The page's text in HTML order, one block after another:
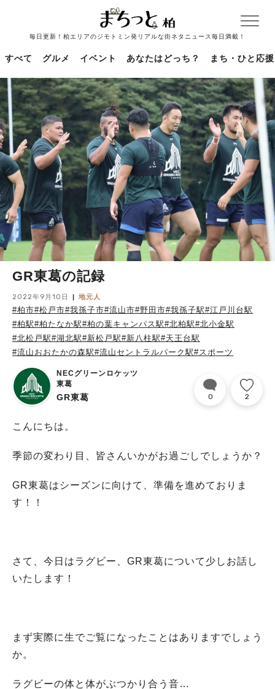
毎日更新！柏エリアのジモトミン発リアルな街ネタニュース毎日満載！
すべて グルメ イベント あなたはどっち？ まち・ひと応援
GR東葛の記録
2022年9月10日 地元人
#柏市#松戸市#我孫子市#流山市#野田市#我孫子駅#江戸川台駅
#柏駅#柏たなか駅#柏の葉キャンパス駅#北柏駅#北小金駅
#北松戸駅#湖北駅#新松戸駅#新八柱駅#天王台駅
#流山おおたかの森駅#流山セントラルパーク駅#スポーツ
NECグリーンロケッツ
東葛
GR東葛 0 2
こんにちは。
季節の変わり目、皆さんいかがお過ごしでしょうか？
GR東葛はシーズンに向けて、準備を進めておりま
す！！
さて、今日はラグビー、GR東葛について少しお話し
いたします！
まず実際に生でご覧になったことはありますでしょう
か。
ラグビーの体と体がぶつかり合う音…